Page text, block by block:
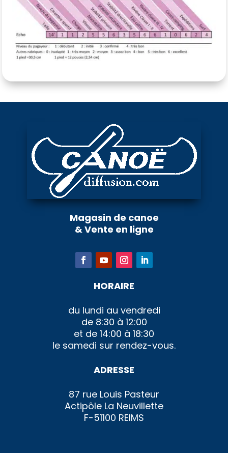
Magasin de canoe
& Vente en ligne
HORAIRE
du lundi au vendredi
de 8:30 à 12:00
et de 14:00 à 18:30
le samedi sur rendez-vous.
ADRESSE
87 rue Louis Pasteur
Actipôle La Neuvillette
F-51100 REIMS